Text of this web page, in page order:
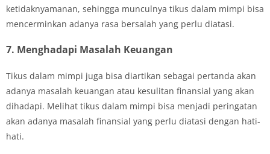
ketidaknyamanan, sehingga munculnya tikus dalam mimpi bisa
mencerminkan adanya rasa bersalah yang perlu diatasi.
7. Menghadapi Masalah Keuangan
Tikus dalam mimpi juga bisa diartikan sebagai pertanda akan
adanya masalah keuangan atau kesulitan finansial yang akan
dihadapi. Melihat tikus dalam mimpi bisa menjadi peringatan
akan adanya masalah finansial yang perlu diatasi dengan hati-
hati.